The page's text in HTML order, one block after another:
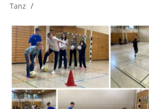
Tanz /